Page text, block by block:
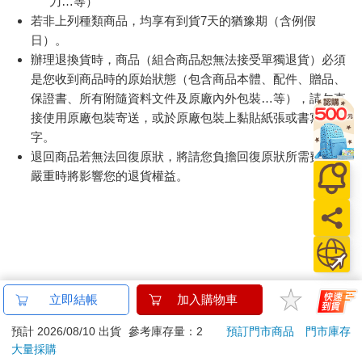
若非上列種類商品，均享有到貨7天的猶豫期（含例假
日）。
辦理退換貨時，商品（組合商品恕無法接受單獨退貨）必須
是您收到商品時的原始狀態（包含商品本體、配件、贈品、
保證書、所有附隨資料文件及原廠內外包裝…等），請勿直
接使用原廠包裝寄送，或於原廠包裝上黏貼紙張或書寫文
字。
退回商品若無法回復原狀，將請您負擔回復原狀所需費用，
嚴重時將影響您的退貨權益。
立即結帳 加入購物車
預計 2026/08/10 出貨 參考庫存量：2 預訂門市商品
門市庫存
大量採購